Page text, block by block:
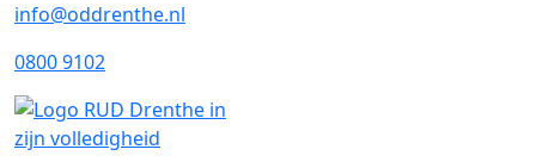
info@oddrenthe.nl
0800 9102